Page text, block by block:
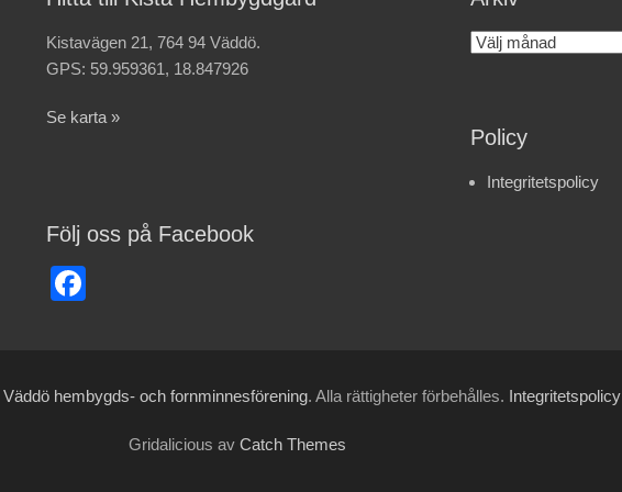
Kistavägen 21, 764 94 Väddö.
GPS: 59.959361, 18.847926
Se karta »
Följ oss på Facebook
Arkiv
Policy
Integritetspolicy
Väddö hembygds- och fornminnesförening. Alla rättigheter förbehålles. Integritetspolicy
Gridalicious av Catch Themes